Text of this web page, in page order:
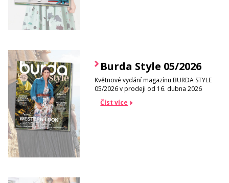
Burda Style 05/2026
Květnové vydání magazínu BURDA STYLE
05/2026 v prodeji od 16. dubna 2026
Číst více